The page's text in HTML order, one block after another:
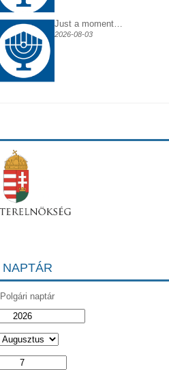
Just a moment…
2026-08-03
NAPTÁR
Polgári naptár